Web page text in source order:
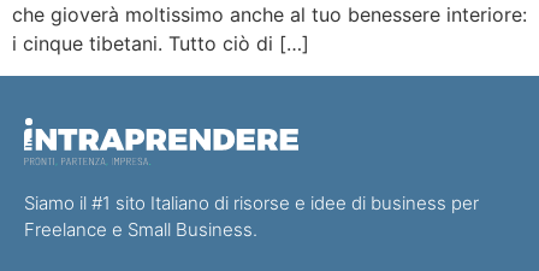
che gioverà moltissimo anche al tuo benessere interiore:
i cinque tibetani. Tutto ciò di […]
Siamo il #1 sito Italiano di risorse e idee di business per
Freelance e Small Business.